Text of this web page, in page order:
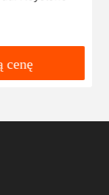
cenę